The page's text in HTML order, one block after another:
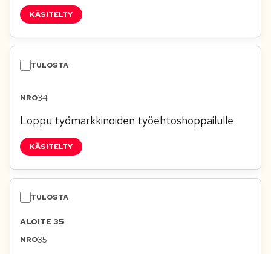
KÄSITELTY
34
Loppu työmarkkinoiden työehtoshoppailulle
KÄSITELTY
ALOITE 35
35